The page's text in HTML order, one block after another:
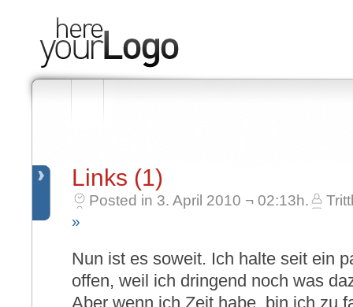
Links (1)
Posted in 3. April 2010 ¬ 02:13h.
»
Nun ist es soweit. Ich halte seit ein
offen, weil ich dringend noch was
Aber wenn ich Zeit habe, bin ich zu